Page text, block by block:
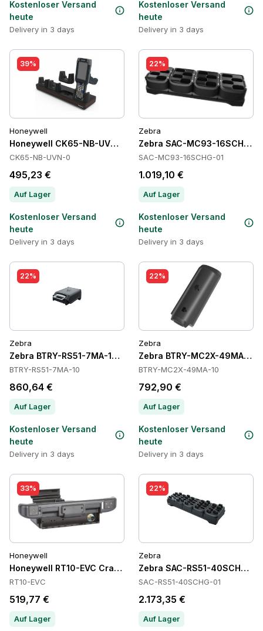
Kostenloser Versand
heute
Delivery in 3 days
Kostenloser Versand
heute
Delivery in 3 days
39%
Honeywell
Honeywell CK65-NB-UVN-0 Cradles
CK65-NB-UVN-0
495,23 €
Auf Lager
Kostenloser Versand
heute
Delivery in 3 days
22%
Zebra
Zebra SAC-MC93-16SCHG-
SAC-MC93-16SCHG-01
1.019,10 €
Auf Lager
Kostenloser Versand
heute
Delivery in 3 days
22%
Zebra
Zebra BTRY-RS51-7MA-10 Batteries
BTRY-RS51-7MA-10
860,64 €
Auf Lager
Kostenloser Versand
heute
Delivery in 3 days
22%
Zebra
Zebra BTRY-MC2X-49MA-10
BTRY-MC2X-49MA-10
792,90 €
Auf Lager
Kostenloser Versand
heute
Delivery in 3 days
33%
Honeywell
Honeywell RT10-EVC Cradles
RT10-EVC
519,77 €
Auf Lager
22%
Zebra
Zebra SAC-RS51-40SCHG-
SAC-RS51-40SCHG-01
2.173,35 €
Auf Lager